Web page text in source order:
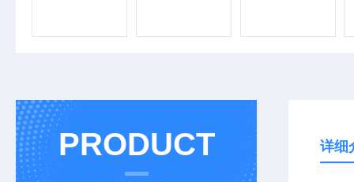
PRODUCT 详细